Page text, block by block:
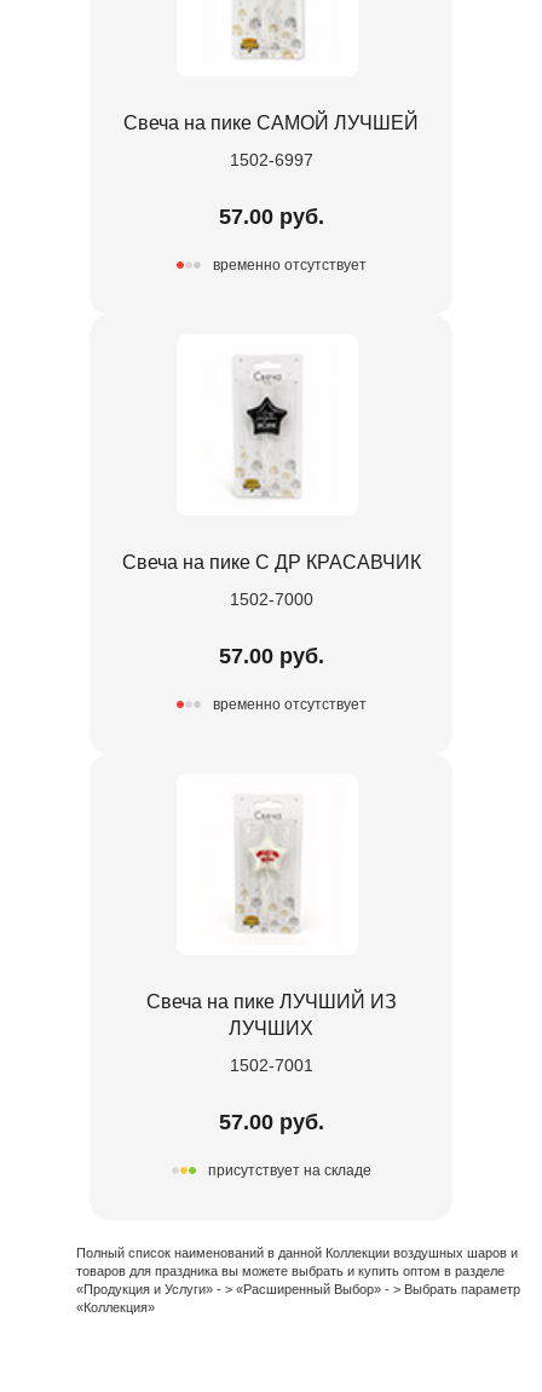
Свеча на пике САМОЙ ЛУЧШЕЙ
1502-6997
57.00 руб.
временно отсутствует
Свеча на пике С ДР КРАСАВЧИК
1502-7000
57.00 руб.
временно отсутствует
Свеча на пике ЛУЧШИЙ ИЗ
ЛУЧШИХ
1502-7001
57.00 руб.
присутствует на складе
Полный список наименований в данной Коллекции воздушных шаров и
товаров для праздника вы можете выбрать и купить оптом в разделе
«Продукция и Услуги» - > «Расширенный Выбор» - > Выбрать параметр
«Коллекция»